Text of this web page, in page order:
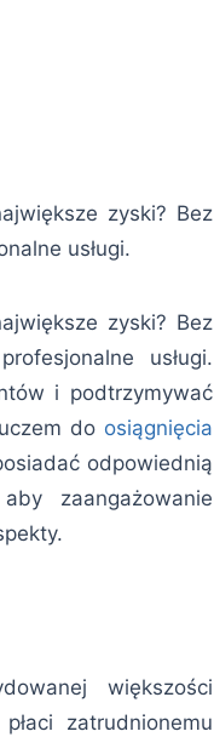
zyski? Bez
usługi.
zyski? Bez
usługi.
i podtrzymywać
do osiągnięcia
odpowiednią
zaangażowanie
większości
zatrudnionemu